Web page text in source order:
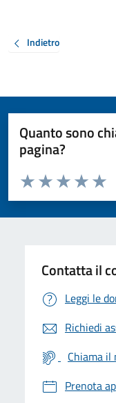
Indietro
Quanto sono
pagina?
Valuta da 1 a 5 stelle la
Valuta 4
Valuta 3
Valuta 2 stelle
Valuta 1 stelle su 5
Contatta il
Leggi le
Richiedi
Chiama
Prenota